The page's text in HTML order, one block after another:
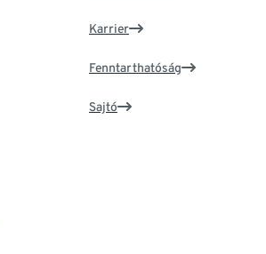
Karrier
Fenntarthatóság
Sajtó